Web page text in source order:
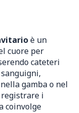
è un
cuore per
cateteri
gamba o nel
i
coinvolge